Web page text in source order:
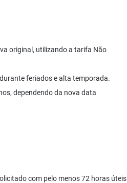
original, utilizando a tarifa Não
feriados e alta temporada.
dependendo da nova data
com pelo menos 72 horas úteis